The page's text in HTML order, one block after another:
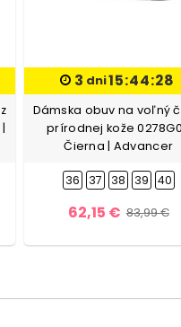
3 dni15:44:27
Dámska obuv na voľný
prírodnej kože
Čierna | Advancer
36 37 38 39 40
62,15 € 83,99 €